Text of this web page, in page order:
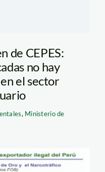
de CEPES:
no hay
el sector
, Ministerio de